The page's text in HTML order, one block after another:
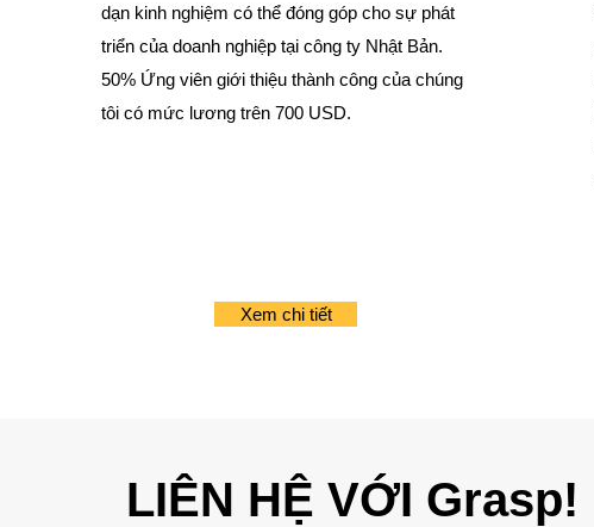
dạn kinh nghiệm có thể đóng góp cho sự phát
triển của doanh nghiệp tại công ty Nhật Bản.
50% Ứng viên giới thiệu thành công của chúng
tôi có mức lương trên 700 USD.
Xem chi tiết
LIÊN HỆ VỚI Grasp!